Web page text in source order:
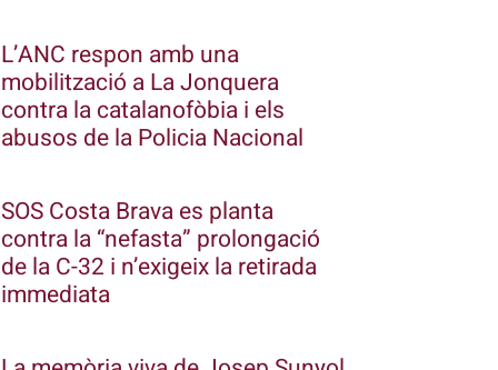
L’ANC respon amb una
mobilització a La Jonquera
contra la catalanofòbia i els
abusos de la Policia Nacional
SOS Costa Brava es planta
contra la “nefasta” prolongació
de la C-32 i n’exigeix la retirada
immediata